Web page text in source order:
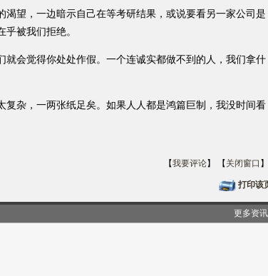
望，一边暗示自己在等考研结果，或说要看另一家公司是
被我们拒绝。
会觉得你处处作假。一个连诚实都做不到的人，我们拿什
杂，一两张纸足矣。如果人人都是鸿篇巨制，我没时间看
【我要评论】 【 关闭窗口 】
打印该
更多资讯